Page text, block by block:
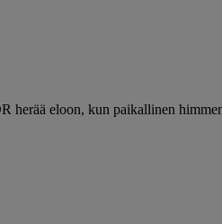
herää eloon, kun paikallinen